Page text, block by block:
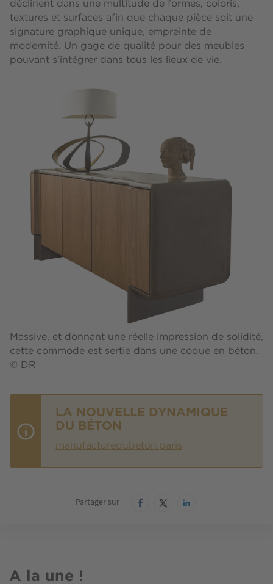
déclinent dans une multitude de formes, coloris,
textures et surfaces afin que chaque pièce soit une
signature graphique unique, empreinte de
modernité. Un gage de qualité pour des meubles
pouvant s'intégrer dans tous les lieux de vie.
Massive, et donnant une réelle impression de solidité,
cette commode est sertie dans une coque en béton.
© DR
LA NOUVELLE DYNAMIQUE
DU BÉTON
manufacturedubeton.paris
Partager sur
A la une !